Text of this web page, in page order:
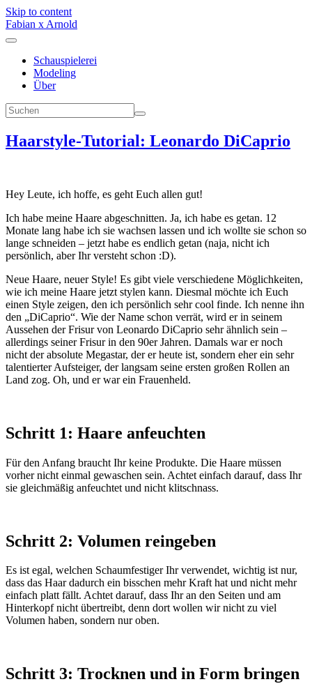
Skip to content
Fabian x Arnold
Schauspielerei
Modeling
Über
Haarstyle-Tutorial: Leonardo DiCaprio
Hey Leute, ich hoffe, es geht Euch allen gut!
Ich habe meine Haare abgeschnitten. Ja, ich habe es getan. 12
Monate lang habe ich sie wachsen lassen und ich wollte sie schon so
lange schneiden – jetzt habe es endlich getan (naja, nicht ich
persönlich, aber Ihr versteht schon :D).
Neue Haare, neuer Style! Es gibt viele verschiedene Möglichkeiten,
wie ich meine Haare jetzt stylen kann. Diesmal möchte ich Euch
einen Style zeigen, den ich persönlich sehr cool finde. Ich nenne ihn
den „DiCaprio“. Wie der Name schon verrät, wird er in seinem
Aussehen der Frisur von Leonardo DiCaprio sehr ähnlich sein –
allerdings seiner Frisur in den 90er Jahren. Damals war er noch
nicht der absolute Megastar, der er heute ist, sondern eher ein sehr
talentierter Aufsteiger, der langsam seine ersten großen Rollen an
Land zog. Oh, und er war ein Frauenheld.
Schritt 1: Haare anfeuchten
Für den Anfang braucht Ihr keine Produkte. Die Haare müssen
vorher nicht einmal gewaschen sein. Achtet einfach darauf, dass Ihr
sie gleichmäßig anfeuchtet und nicht klitschnass.
Schritt 2: Volumen reingeben
Es ist egal, welchen Schaumfestiger Ihr verwendet, wichtig ist nur,
dass das Haar dadurch ein bisschen mehr Kraft hat und nicht mehr
einfach platt fällt. Achtet darauf, dass Ihr an den Seiten und am
Hinterkopf nicht übertreibt, denn dort wollen wir nicht zu viel
Volumen haben, sondern nur oben.
Schritt 3: Trocknen und in Form bringen